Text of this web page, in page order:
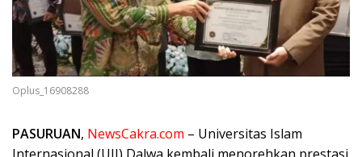
Oplus_16908288
PASURUAN, NewsCakra.com – Universitas Islam